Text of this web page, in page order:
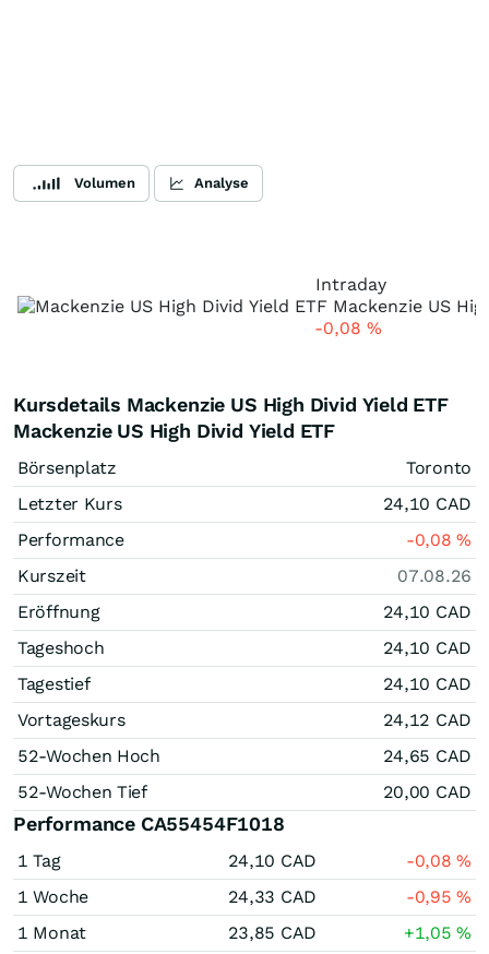
Volumen Analyse
Intraday
-0,08 %
Kursdetails Mackenzie US High Divid Yield ETF
Mackenzie US High Divid Yield ETF
Börsenplatz
Toronto
Letzter Kurs
24,10 CAD
Performance
-0,08%
Kurszeit
07.08.26
Eröffnung
24,10 CAD
Tageshoch
24,10 CAD
Tagestief
24,10 CAD
Vortageskurs
24,12 CAD
52-Wochen Hoch
24,65 CAD
52-Wochen Tief
20,00 CAD
Performance CA55454F1018
1 Tag 24,10 CAD -0,08%
1 Woche
24,33 CAD -0,95%
1 Monat
23,85 CAD +1,05%